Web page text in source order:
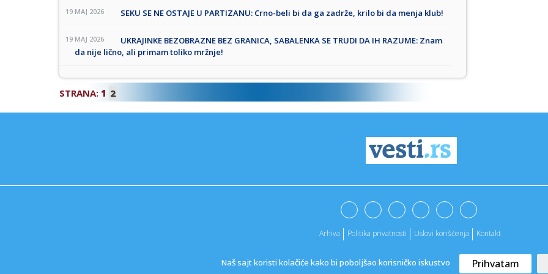
Naš sajt koristi kolačiće kako bi poboljšao korisničko iskustvo Prihvatam
19 MAJ 2026 SEKU SE NE OSTAJE U PARTIZANU: Crno-beli bi da ga zadrže, krilo bi da menja klub!
19 MAJ 2026
UKRAJINKE BEZOBRAZNE BEZ GRANICA, SABALENKA SE TRUDI DA IH RAZUME: Znam
da nije lično, ali primam toliko mržnje!
STRANA: 1 2
Arhiva Politika privatnosti Uslovi korišćenja Kontakt
@2022. -Vesti|Marketing agencija ApaOne